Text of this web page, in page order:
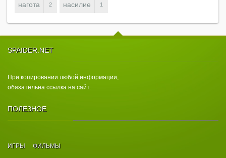
нагота 2 насилие 1
SPAIDER.NET
При копировании любой информации,
обязательна ссылка на сайт.
ПОЛЕЗНОЕ
ИГРЫ ФИЛЬМЫ